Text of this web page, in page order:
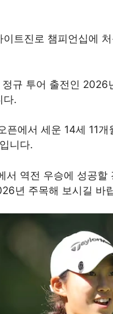
트진로 챔피언십에
규 투어 출전인
다.
픈에서 세운 14세 11
니다.
서 역전 우승에 성공
년 주목해 보시길 바